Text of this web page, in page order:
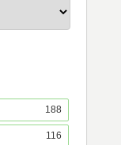
188
116